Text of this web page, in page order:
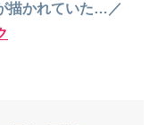
描かれていた…／